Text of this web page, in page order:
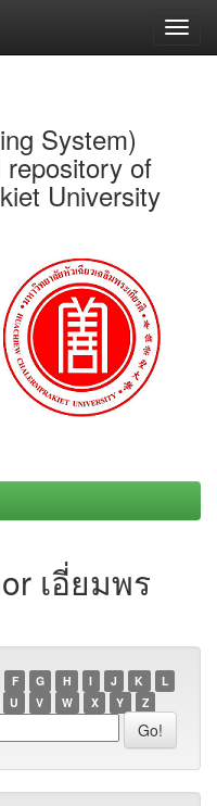
System)
of
University
เอี่ยมพร
F G H I J K
L
U V W X Y Z